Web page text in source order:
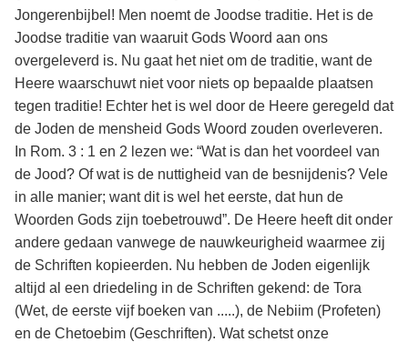
Jongerenbijbel! Men noemt de Joodse traditie. Het is de
Joodse traditie van waaruit Gods Woord aan ons
overgeleverd is. Nu gaat het niet om de traditie, want de
Heere waarschuwt niet voor niets op bepaalde plaatsen
tegen traditie! Echter het is wel door de Heere geregeld dat
de Joden de mensheid Gods Woord zouden overleveren.
In Rom. 3 : 1 en 2 lezen we: “Wat is dan het voordeel van
de Jood? Of wat is de nuttigheid van de besnijdenis? Vele
in alle manier; want dit is wel het eerste, dat hun de
Woorden Gods zijn toebetrouwd”. De Heere heeft dit onder
andere gedaan vanwege de nauwkeurigheid waarmee zij
de Schriften kopieerden. Nu hebben de Joden eigenlijk
altijd al een driedeling in de Schriften gekend: de Tora
(Wet, de eerste vijf boeken van .....), de Nebiim (Profeten)
en de Chetoebim (Geschriften). Wat schetst onze